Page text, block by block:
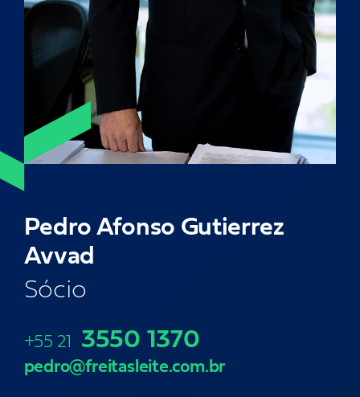
Eventos
Let’s talk!
and keep in touch
Pedro Afonso Gutierrez
Avvad
Sócio
+55 21 3550 1370
pedro@freitasleite.com.br